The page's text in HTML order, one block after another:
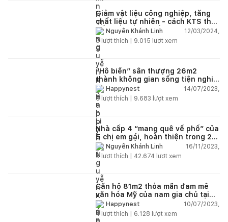
Giảm vật liệu công nghiệp, tăng
chất liệu tự nhiên - cách KTS thay
đổi không gian sống cho gia chủ
Nguyễn Khánh Linh
12/03/2024,
8lượt thích | 9.015 lượt xem
“Hô biến” sân thượng 26m2
thành không gian sống tiện nghi
với chi phí hoàn thiện 150 triệu
đồng
Happynest
14/07/2023,
5lượt thích | 9.683 lượt xem
Nhà cấp 4 “mang quê về phố” của
5 chị em gái, hoàn thiện trong 20
ngày với tổng chi phí 102 triệu
đồng
Nguyễn Khánh Linh
16/11/2023,
5lượt thích | 42.674 lượt xem
Căn hộ 81m2 thỏa mãn đam mê
văn hóa Mỹ của nam gia chủ tại
Hà Nội có chi phí hoàn thiện 800
triệu đồng
Happynest
10/07/2023,
4lượt thích | 6.128 lượt xem